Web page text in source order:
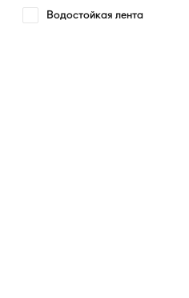
Водостойкая лента